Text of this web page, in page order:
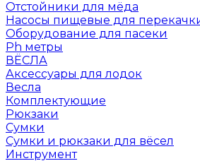
Отстойники для мёда
Насосы пищевые для
Оборудование для пасеки
Ph метры
ВЁСЛА
Аксессуары для лодок
Весла
Комплектующие
Рюкзаки
Сумки
Сумки и рюкзаки для вёсел
Инструмент